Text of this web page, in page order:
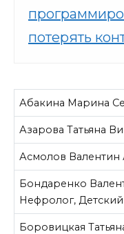
потерять
Абакина Марина
Азарова Татьяна
Асмолов Валентин
Бондаренко
Нефролог,
Боровицкая